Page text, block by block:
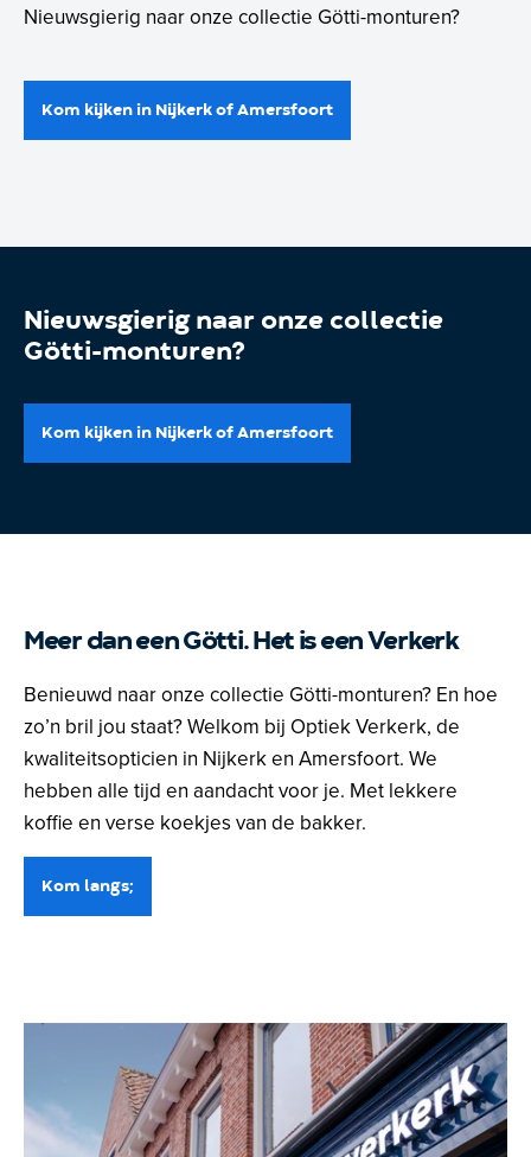
Nieuwsgierig naar onze collectie Götti-monturen?
Kom kijken in Nijkerk of Amersfoort
Nieuwsgierig naar onze collectie
Götti-monturen?
Kom kijken in Nijkerk of Amersfoort
Meer dan een Götti. Het is een Verkerk
Benieuwd naar onze collectie Götti-monturen? En hoe
zo’n bril jou staat? Welkom bij Optiek Verkerk, de
kwaliteitsopticien in Nijkerk en Amersfoort. We
hebben alle tijd en aandacht voor je. Met lekkere
koffie en verse koekjes van de bakker.
Kom langs;